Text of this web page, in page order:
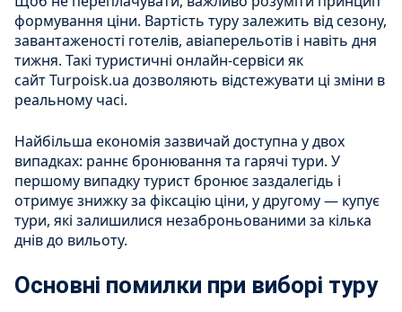
формування ціни. Вартість туру залежить від сезону,
завантаженості готелів, авіаперельотів і навіть дня
тижня. Такі туристичні онлайн-сервіси як
сайт Turpoisk.ua дозволяють відстежувати ці зміни в
реальному часі.
Найбільша економія зазвичай доступна у двох
випадках: раннє бронювання та гарячі тури. У
першому випадку турист бронює заздалегідь і
отримує знижку за фіксацію ціни, у другому — купує
тури, які залишилися незаброньованими за кілька
днів до вильоту.
Основні помилки при виборі туру